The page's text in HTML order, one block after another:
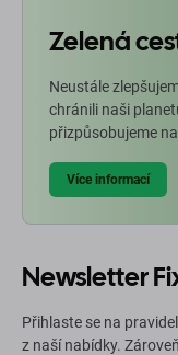
Zelená
Neustále
chránili naši
přizpůsobujeme
Více informací
Newsletter
Přihlaste se na
z naší nabídky.